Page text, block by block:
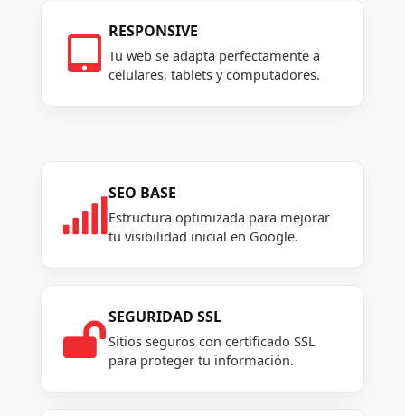

RESPONSIVE
Tu web se adapta perfectamente a
celulares, tablets y computadores.

SEO BASE
Estructura optimizada para mejorar
tu visibilidad inicial en Google.

SEGURIDAD SSL
Sitios seguros con certificado SSL
para proteger tu información.